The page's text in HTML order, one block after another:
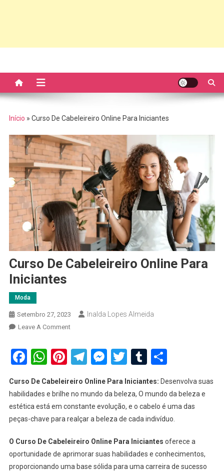
Início » Curso De Cabeleireiro Online Para Iniciantes
Curso De Cabeleireiro Online Para
Iniciantes
Moda
Setembro 27, 2023 Inalda Lopes Almeida
Leave A CommentOn
De
Cabeleireiro
Para
Iniciantes
Facebook
WhatsApp
Pinterest
Telegram
Messenger
TwitterTumblr
Share
Curso De Cabeleireiro Online Para Iniciantes: Desenvolva suas
habilidades e brilhe no mundo da beleza, O mundo da beleza e
estética está em constante evolução, e o cabelo é uma das
peças-chave para realçar a beleza de cada indivíduo.
O Curso De Cabeleireiro Online Para Iniciantes oferece a
oportunidade de aprimorar suas habilidades e conhecimentos,
proporcionando uma base sólida para uma carreira de sucesso